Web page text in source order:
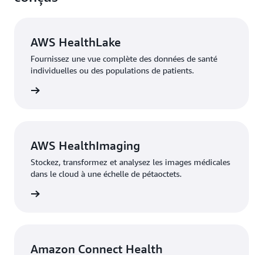
AWS HealthLake
Fournissez une vue complète des données de santé
individuelles ou des populations de patients.
AWS HealthImaging
Stockez, transformez et analysez les images médicales
dans le cloud à une échelle de pétaoctets.
Amazon Connect Health